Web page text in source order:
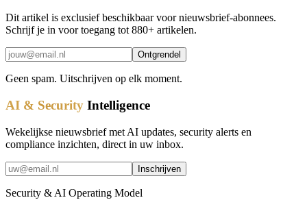
Dit artikel is exclusief beschikbaar voor nieuwsbrief-abonnees.
Schrijf je in voor toegang tot 880+ artikelen.
Ontgrendel
Geen spam. Uitschrijven op elk moment.
AI & Security Intelligence
Wekelijkse nieuwsbrief met AI updates, security alerts en
compliance inzichten, direct in uw inbox.
Inschrijven
Security & AI Operating Model